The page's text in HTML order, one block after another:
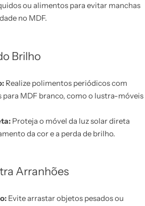
ou alimentos para evitar manchas
no MDF.
Brilho
Realize polimentos periódicos com
MDF branco, como o lustra-móveis
Proteja o móvel da luz solar direta
da cor e a perda de brilho.
Arranhões
Evite arrastar objetos pesados ou